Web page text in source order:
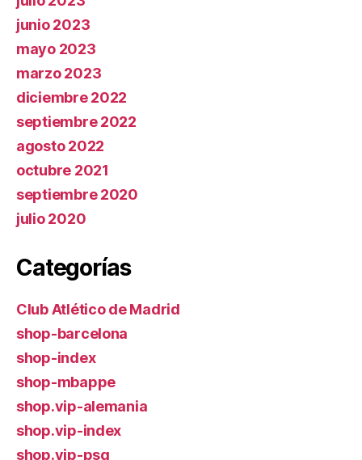
junio 2023
mayo 2023
marzo 2023
diciembre 2022
septiembre 2022
agosto 2022
octubre 2021
septiembre 2020
julio 2020
Categorías
Club Atlético de Madrid
shop-barcelona
shop-index
shop-mbappe
shop.vip-alemania
shop.vip-index
shop.vip-psg